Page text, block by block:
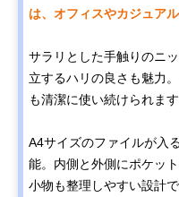
は、オフィスやカジュア
サラリとした手触りのニ
立するハリの良さも魅力
も清潔に使い続けられます
A4サイズのファイルが入
能。内側と外側にポケッ
小物も整理しやすい設計で